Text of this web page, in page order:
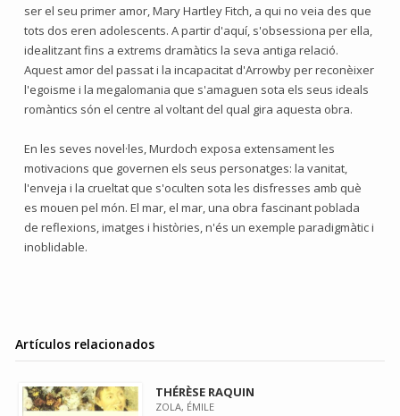
ser el seu primer amor, Mary Hartley Fitch, a qui no veia des que
tots dos eren adolescents. A partir d'aquí, s'obsessiona per ella,
idealitzant fins a extrems dramàtics la seva antiga relació.
Aquest amor del passat i la incapacitat d'Arrowby per reconèixer
l'egoisme i la megalomania que s'amaguen sota els seus ideals
romàntics són el centre al voltant del qual gira aquesta obra.
En les seves novel·les, Murdoch exposa extensament les
motivacions que governen els seus personatges: la vanitat,
l'enveja i la crueltat que s'oculten sota les disfresses amb què
es mouen pel món. El mar, el mar, una obra fascinant poblada
de reflexions, imatges i històries, n'és un exemple paradigmàtic i
inoblidable.
Artículos relacionados
THÉRÈSE RAQUIN
ZOLA, ÉMILE